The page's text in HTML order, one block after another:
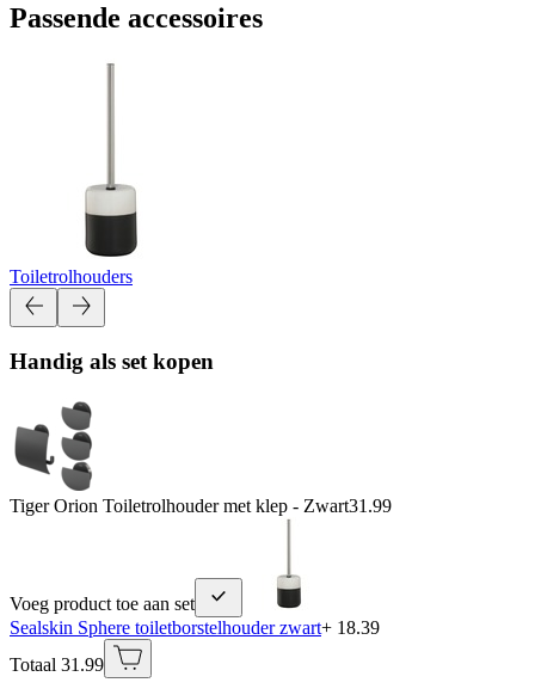
Passende accessoires
Toiletrolhouders
Handig als set kopen
Tiger Orion Toiletrolhouder met klep - Zwart31.99
Voeg product toe aan set
Sealskin Sphere toiletborstelhouder zwart+ 18.39
Totaal 31.99